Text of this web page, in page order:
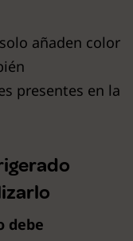
añaden color
presentes en la
debe